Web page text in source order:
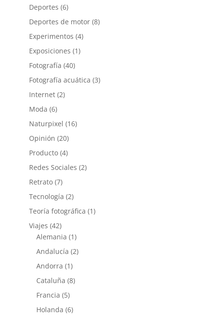
Deportes (6)
Deportes de motor(8)
Experimentos (4)
Exposiciones (1)
Fotografía (40)
Fotografía acuática (3)
Internet(2)
Moda (6)
Naturpixel (16)
Opinión (20)
Producto(4)
Redes Sociales (2)
Retrato(7)
Tecnología (2)
Teoría fotográfica (1)
Viajes (42)
Alemania (1)
Andalucía (2)
Andorra (1)
Cataluña (8)
Francia (5)
Holanda (6)